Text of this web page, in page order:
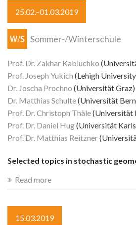
25.02.–01.03.2019
Sommer-/Winterschule
Prof. Dr. Zakhar Kabluchko
Prof. Joseph Yukich (Lehigh
Dr. Joscha Prochno (Universität Graz)
Dr. Matthias Schulte(Universität
Prof. Dr. Christoph Thäle(Universität
Prof. Dr. Daniel Hug(Universität
Prof. Dr. Matthias Reitzner
Selected topics in stochastic
Read more
15.03.2019